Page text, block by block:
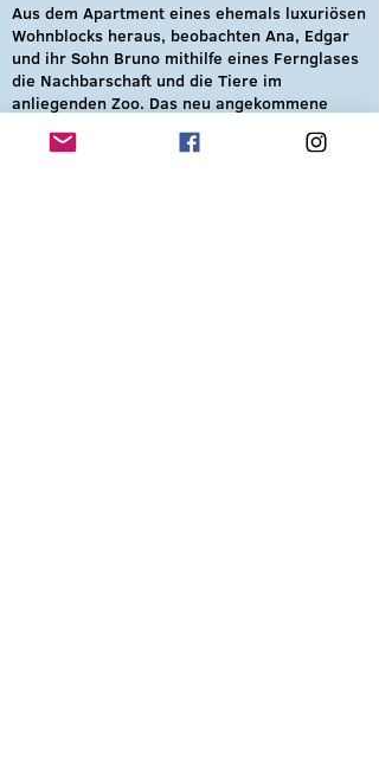
Aus dem Apartment eines ehemals luxuriösen
Wohnblocks heraus, beobachten Ana, Edgar
und ihr Sohn Bruno mithilfe eines Fernglases
die Nachbarschaft und die Tiere im
anliegenden Zoo. Das neu angekommene
Nilpferd Zafari bringt nicht nur Abwechslung,
sondern auch Familien aus unterschiedlichen